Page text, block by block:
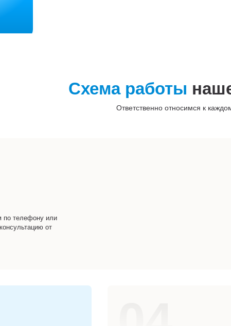
Схема работы
Ответственно относимся к
по телефону или
от